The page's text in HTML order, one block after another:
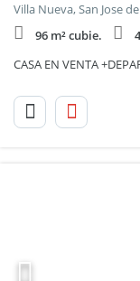
Villa Nueva, San Jose
96 m² cubie.
CASA EN VENTA